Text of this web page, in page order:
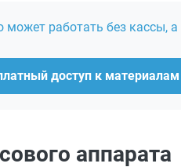
может работать без кассы,
доступ к
аппарата